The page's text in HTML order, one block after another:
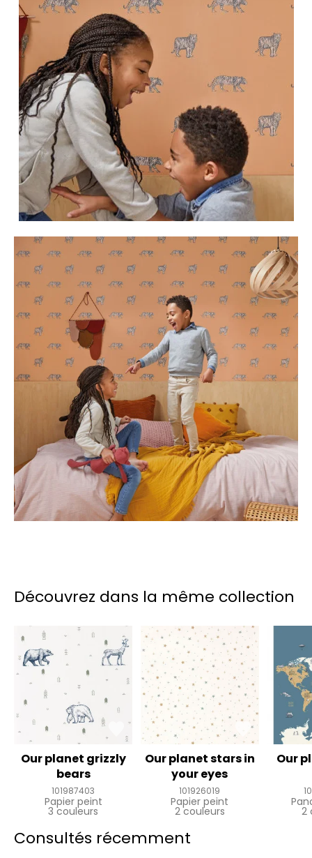
Découvrez dans la même collection
Our planet grizzly
bears
101987403
Papier peint
3 couleurs
Our planet stars in
your eyes
101926019
Papier peint
2 couleurs
Our
2
Consultés récemment